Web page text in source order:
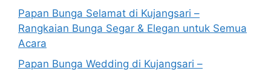
Papan Bunga Selamat di Kujangsari –
Rangkaian Bunga Segar & Elegan untuk Semua
Acara
Papan Bunga Wedding di Kujangsari –